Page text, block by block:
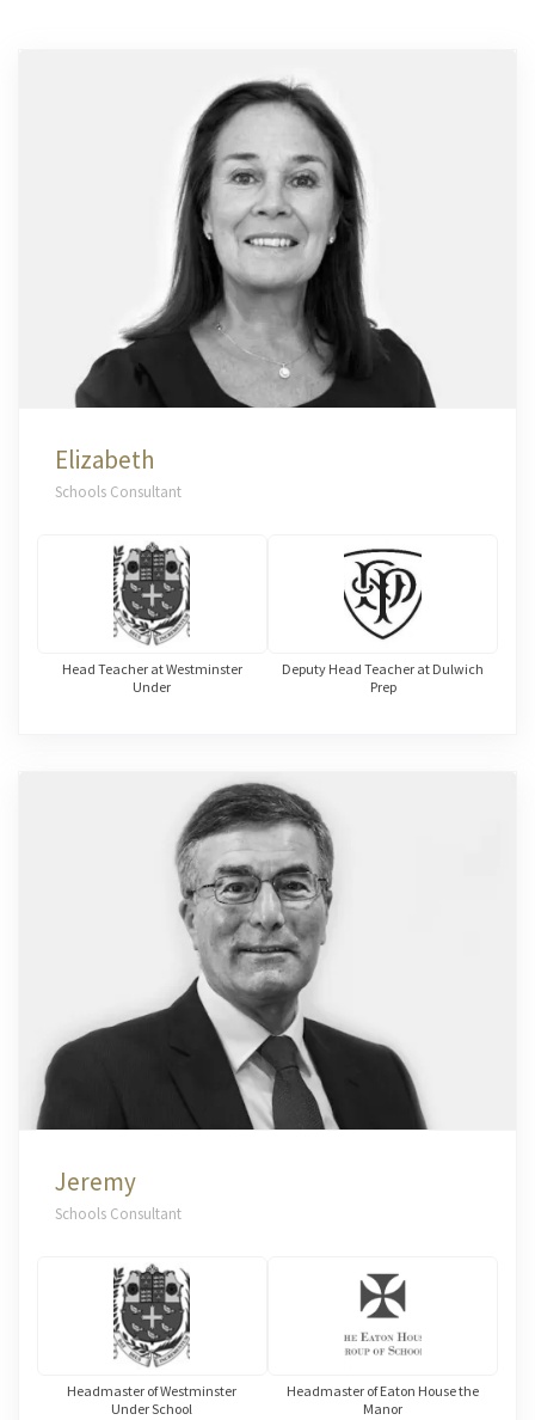
Elizabeth
Schools Consultant
Head Teacher at Westminster
Under
Deputy Head Teacher at Dulwich
Prep
Jeremy
Schools Consultant
Headmaster of Westminster
Under School
Headmaster of Eaton House the
Manor